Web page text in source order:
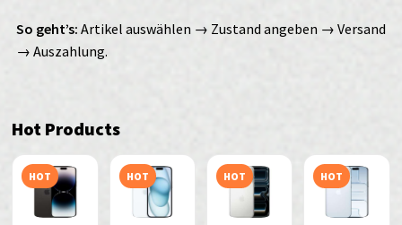
So geht’s: Artikel auswählen → Zustand angeben → Versand
→ Auszahlung.
Hot Products
HOT HOT HOT HOT